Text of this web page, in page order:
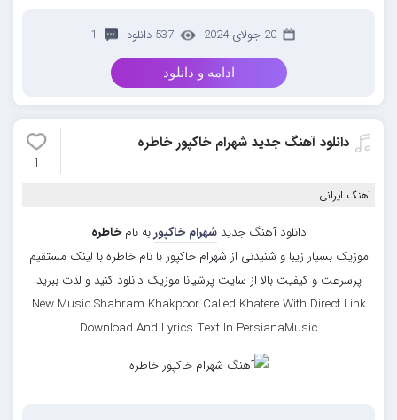
20 جولای 2024 537 دانلود 1
ادامه و دانلود
دانلود آهنگ جدید شهرام خاکپور خاطره
1
آهنگ ایرانی
دانلود آهنگ جدیدشهرام خاکپوربه نامخاطره
موزیک بسیار زیبا و شنیدنی از شهرام خاکپور با نام خاطره با لینک مستقیم
پرسرعت و کیفیت بالا از سایت پرشیانا موزیک دانلود کنید و لذت ببرید
New Music Shahram Khakpoor Called Khatere With Direct Link
Download And Lyrics Text In PersianaMusic